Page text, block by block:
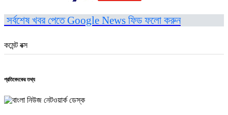
সর্বশেষ খবর পেতে Google News ফিড ফলো করুন
কমেন্ট বক্স
প্রতিবেদকের তথ্য